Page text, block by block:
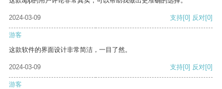
2024-03-09 支持[0] 反对[0]
游客
这款软件的界面设计非常简洁，一目了然。
2024-03-09 支持[0] 反对[0]
游客